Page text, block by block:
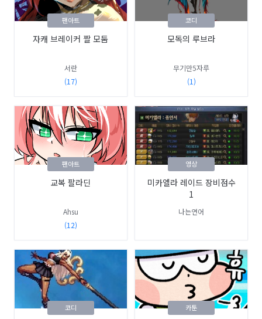
자캐 브레이커 짤 모둠
서란
(17)
팬아트
모독의 루브라
무기만5자루
(1)
코디
교복 팔라딘
Ahsu
(12)
팬아트
미카엘라 레이드 장비점수
1
나는연어
영상
코디 카툰